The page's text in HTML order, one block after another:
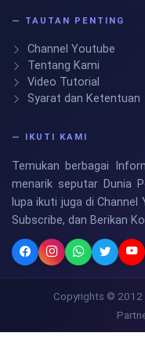
— TAUTAN PENTING
Channel Youtube
Tentang Kami
Video Tutorial
Syarat dan Ketentuan
— IKUTI KAMI
Temukan berbagai
menarik seputar Dunia
lupa ikuti juga di
Subscribe, dan Berikan
Copyrights © 2012